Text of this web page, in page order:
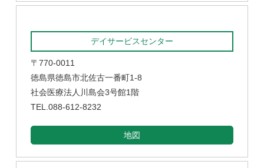
デイサービスセンター
〒770-0011
徳島県徳島市北佐古一番町1-8
社会医療法人川島会3号館1階
TEL.088-612-8232
地図